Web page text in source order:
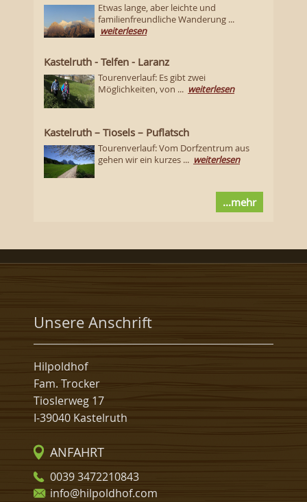
Etwas lange, aber leichte und
familienfreundliche Wanderung ...
weiterlesen
Kastelruth - Telfen - Laranz
Tourenverlauf: Es gibt zwei
Möglichkeiten, von ... weiterlesen
Kastelruth – Tiosels – Puflatsch
Tourenverlauf: Vom Dorfzentrum aus
gehen wir ein kurzes ... weiterlesen
...mehr
Unsere Anschrift
Hilpoldhof
Fam. Trocker
Tioslerweg 17
I-39040 Kastelruth
ANFAHRT
0039 3472210843
info@hilpoldhof.com